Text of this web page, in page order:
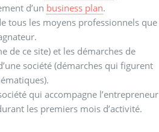
d’un business plan.
tous les moyens professionnels que
de ce site) et les démarches de
société (démarches qui figurent
qui accompagne l’entrepreneur
les premiers mois d’activité.